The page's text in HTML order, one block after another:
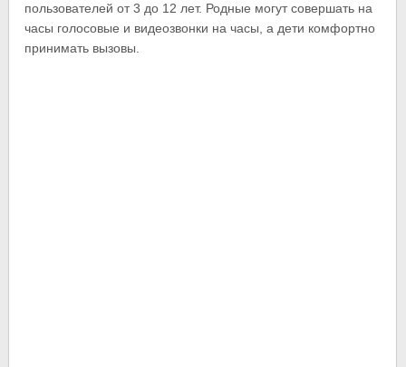
пользователей от 3 до 12 лет. Родные могут совершать на
часы голосовые и видеозвонки на часы, а дети комфортно
принимать вызовы.